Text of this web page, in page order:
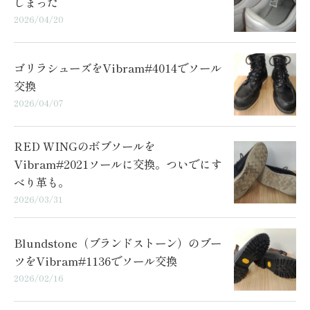
2026/04/20
ゴリラシューズをVibram#4014でソール
交換
2026/04/07
RED WINGのボブソールを
Vibram#2021ソールに交換。ついでにす
べり革も。
2026/03/31
Blundstone（ブランドストーン）のブー
ツをVibram#1136でソール交換
2026/02/16